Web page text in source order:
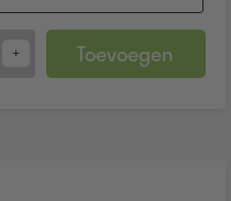
Toevoegen